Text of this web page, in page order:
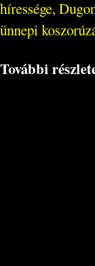
híressége,
ünnepi
További